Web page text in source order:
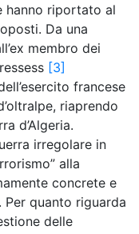
hanno riportato al
Da una
membro dei
[3]
francese
riaprendo
d’Algeria.
irregolare in
alla
concrete e
quanto riguarda
delle